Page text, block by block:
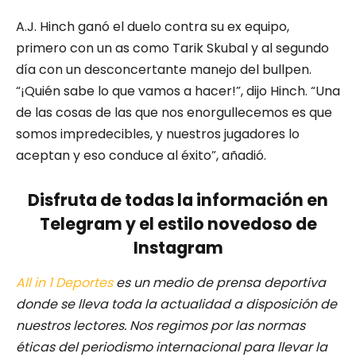
A.J. Hinch ganó el duelo contra su ex equipo,
primero con un as como Tarik Skubal y al segundo
día con un desconcertante manejo del bullpen.
“¡Quién sabe lo que vamos a hacer!”, dijo Hinch. “Una
de las cosas de las que nos enorgullecemos es que
somos impredecibles, y nuestros jugadores lo
aceptan y eso conduce al éxito”, añadió.
Disfruta de todas la información en
Telegram y el estilo novedoso de
Instagram
All in 1 Deporteses un medio de prensa deportiva
donde se lleva toda la actualidad a disposición de
nuestros lectores. Nos regimos por las normas
éticas del periodismo internacional para llevar la